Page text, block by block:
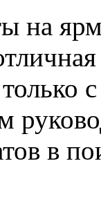
на
в